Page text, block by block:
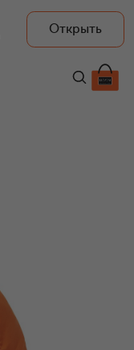
Открыть